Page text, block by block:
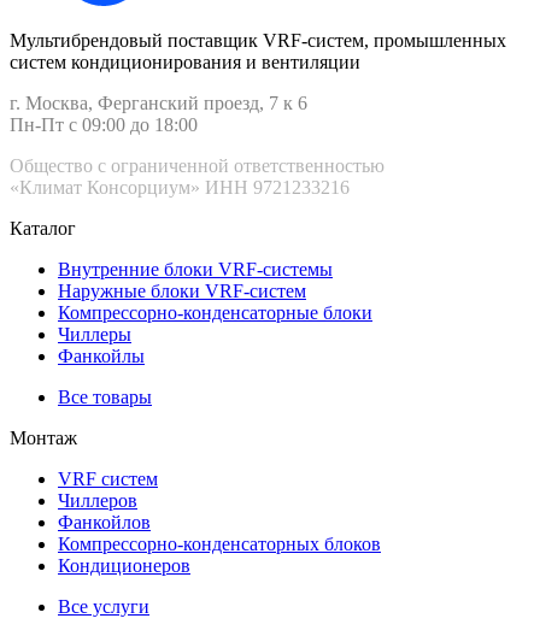
Мультибрендовый поставщик VRF-cистем, промышленных
систем кондиционирования и вентиляции
г. Москва, Ферганский проезд, 7 к 6
Пн-Пт с 09:00 до 18:00
Общество с ограниченной ответственностью
«Климат Консорциум» ИНН 9721233216
Каталог
Внутренние блоки VRF-cистемы
Наружные блоки VRF-cистем
Компрессорно-конденсаторные блоки
Чиллеры
Фанкойлы
Все товары
Монтаж
VRF систем
Чиллеров
Фанкойлов
Компрессорно-конденсаторных блоков
Кондиционеров
Все услуги